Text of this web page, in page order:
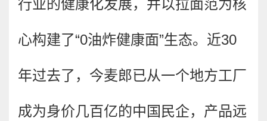
行业的健康化发展，并以拉面范为核
心构建了“0油炸健康面”生态。近30
年过去了，今麦郎已从一个地方工厂
成为身价几百亿的中国民企，产品远